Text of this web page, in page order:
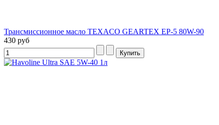
Трансмиссионное масло TEXACO GEARTEX EP-5 80W-90
430 руб